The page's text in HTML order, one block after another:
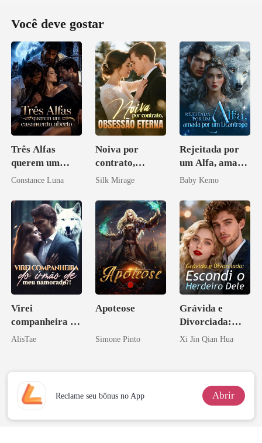
Você deve gostar
Três Alfas
querem um
casamento
Constance Luna
Noiva por
contrato,
obsessão eterna
Silk Mirage
Rejeitada por
um Alfa, amada
por um
Baby Kemo
Virei
companheira do
irmão de meu
AlisTae
Apoteose
Simone Pinto
Grávida e
Divorciada:
Escondi o
Xi Jin Qian Hua
Reclame seu bônus no App Abrir